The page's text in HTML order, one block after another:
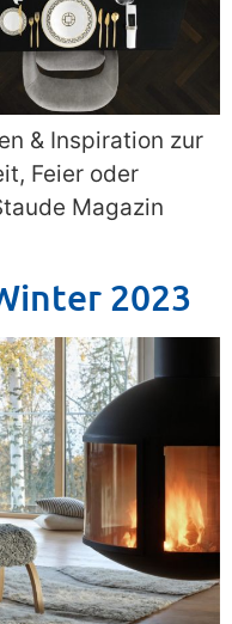
& Inspiration zur
Feier oder
Magazin
2023